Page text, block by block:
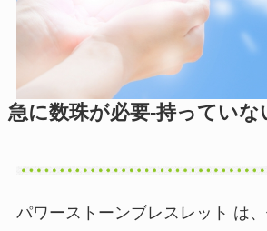
急に数珠が必要-持っていな
パワーストーンブレスレット は